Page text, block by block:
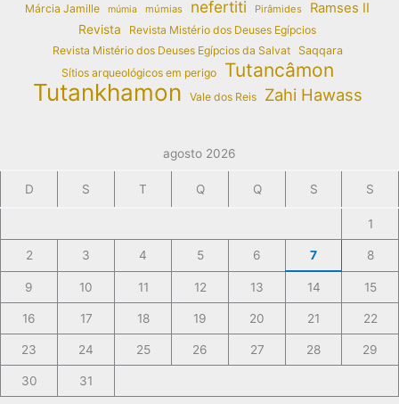
Márcia Jamille múmia múmias nefertiti Pirâmides Ramses II
Revista
Revista Mistério dos Deuses Egípcios
Revista Mistério dos Deuses Egípcios da Salvat
Saqqara
Sítios arqueológicos em perigo
Tutancâmon
Tutankhamon Vale dos Reis Zahi Hawass
agosto 2026
D S T Q Q S S
1
2 3 4 5 6 7 8
9 10 11 12 13 14 15
16 17 18 19 20 21 22
23 24 25 26 27 28 29
30 31